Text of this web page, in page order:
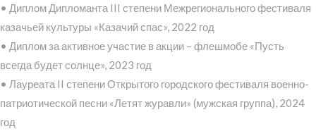
• Диплом Дипломанта III степени Межрегионального фестиваля
казачьей культуры «Казачий спас», 2022 год
• Диплом за активное участие в акции – флешмобе «Пусть
всегда будет солнце», 2023 год
• Лауреата II степени Открытого городского фестиваля военно-
патриотической песни «Летят журавли» (мужская группа), 2024
год